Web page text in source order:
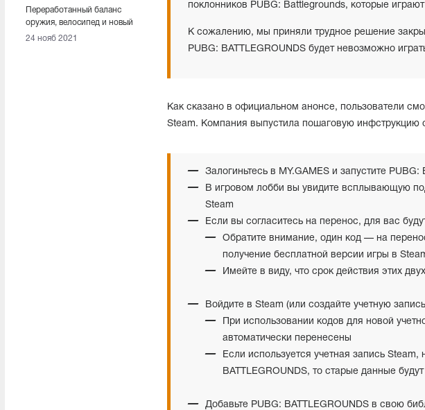
Переработанный баланс
оружия, велосипед и новый
Буткемп. Вышел патч 15.1
24 нояб 2021
поклонников PUBG: Battlegrounds, которые
К сожалению, мы приняли трудное решение
PUBG: BATTLEGROUNDS будет невозможно
Как сказано в официальном анонсе, пользователи
Steam. Компания выпустила пошаговую инфструкцию
Залогиньтесь в MY.GAMES и запустите PUBG:
В игровом лобби вы увидите всплывающую
Steam
Если вы согласитесь на перенос, для вас
Обратите внимание, один код — на
получение бесплатной версии игры в
Имейте в виду, что срок действия этих
Войдите в Steam (или создайте учетную
При использовании кодов для новой
автоматически перенесены
Если используется учетная запись
BATTLEGROUNDS, то старые данные
Добавьте PUBG: BATTLEGROUNDS в свою